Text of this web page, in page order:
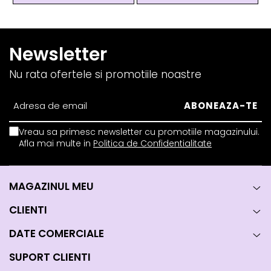
Newsletter
Nu rata ofertele si promotiile noastre
Vreau sa primesc newsletter cu promotiile magazinului.
Afla mai multe in Politica de Confidentialitate
MAGAZINUL MEU
CLIENTI
DATE COMERCIALE
SUPORT CLIENTI